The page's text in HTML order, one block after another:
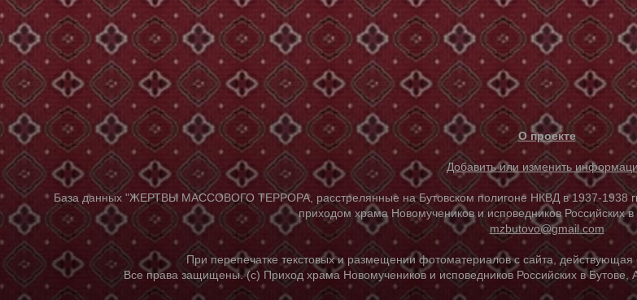
О проекте
Добавить или изменить
База данных "ЖЕРТВЫ МАССОВОГО ТЕРРОРА, расстрелянные на Бутовском полигоне НКВД в 1937-1938
приходом храма Новомучеников и исповедников Российских
mzbutovo@gmail.com
При перепечатке текстовых и размещении фотоматериалов с сайта, действующая
Все права защищены. (с) Приход храма Новомучеников и исповедников Российских в